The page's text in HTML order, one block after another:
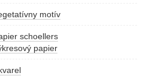
motív
schoellers
papier